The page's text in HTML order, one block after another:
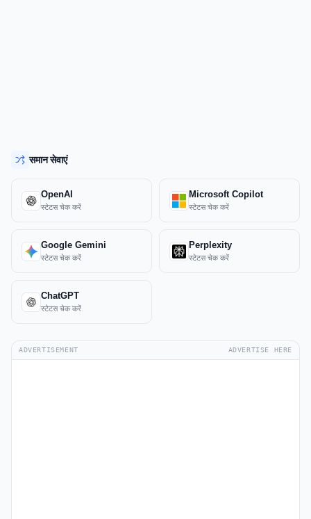
समान सेवाएं
OpenAI
स्टेटस चेक करें
Microsoft Copilot
स्टेटस चेक करें
Google Gemini
स्टेटस चेक करें
Perplexity
स्टेटस चेक करें
ChatGPT
स्टेटस चेक करें
ADVERTISEMENT ADVERTISE HERE